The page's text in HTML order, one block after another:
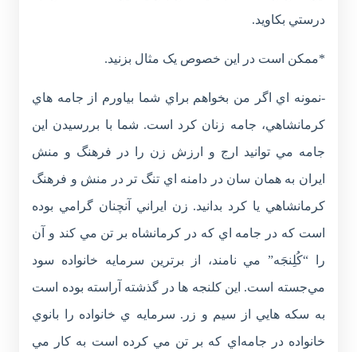
درستي بکاويد.
*ممکن است در اين خصوص يک مثال بزنيد.
-نمونه اي اگر من بخواهم براي شما بياورم از جامه هاي
کرمانشاهي، جامه زنان کرد است. شما با بررسيدن اين
جامه مي توانيد ارج و ارزش زن را در فرهنگ و منش
ايران به همان سان در دامنه اي تنگ تر در منش و فرهنگ
کرمانشاهي يا کرد بدانيد. زن ايراني آنچنان گرامي بوده
است که در جامه اي که در کرمانشاه بر تن مي کند و آن
را “کُلِنجَه” مي نامند، از برترين سرمايه خانواده سود
مي‌جسته است. اين کلنجه ها در گذشته آراسته بوده است
به سکه هايي از سيم و زر. سرمايه ي خانواده را بانوي
خانواده در جامه‌اي که بر تن مي کرده است به کار مي